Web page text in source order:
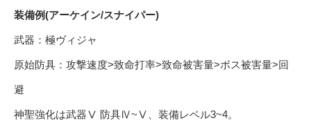
装備例(アーケイン/スナイパー)
武器：極ヴィジャ
原始防具：攻撃速度>致命打率>致命被害量>ボス被害量>回
避
神聖強化は武器Ⅴ 防具Ⅳ~Ⅴ、装備レベル3~4。